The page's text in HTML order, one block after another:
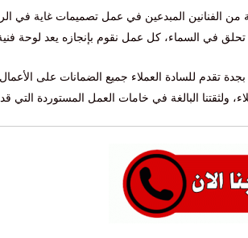
الفنانين المبدعين في عمل تصميمات غاية في
في السماء، كل عمل نقوم بإنجازه يعد لوحة فنية
تقدم للسادة العملاء جميع الضمانات على الأعمال
ولثقتنا البالغة في خامات العمل المستوردة التي